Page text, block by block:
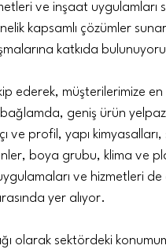
ve inşaat uygulamları
kapsamlı çözümler
katkıda
ederek, müşterilerimize en
geniş ürün
profil, yapı kimyasalları,
boya grubu, klima ve
ve hizmetleri de
yer alıyor.
olarak sektördeki